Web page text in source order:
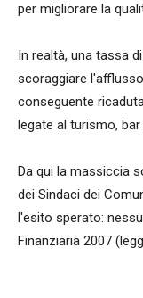
per migliorare la
In realtà, una tassa
scoraggiare
conseguente
legate al turismo,
Da qui la massiccia
dei Sindaci dei
l'esito sperato:
Finanziaria 2007